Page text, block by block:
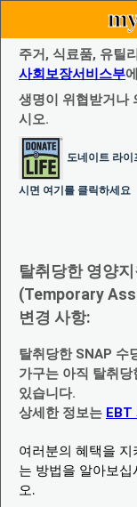
주거, 식료품, 유틸
사회보장서비스부
생명이 위협받거나
시오.
도네이트 라
시면 여기를 클릭하세요
탈취당한 영양
(Temporary
변경 사항:
탈취당한 SNAP 수
가구는 아직 탈취
있습니다.
상세한 정보는 EBT
여러분의 혜택을 지
는 방법을 알아보십
오.